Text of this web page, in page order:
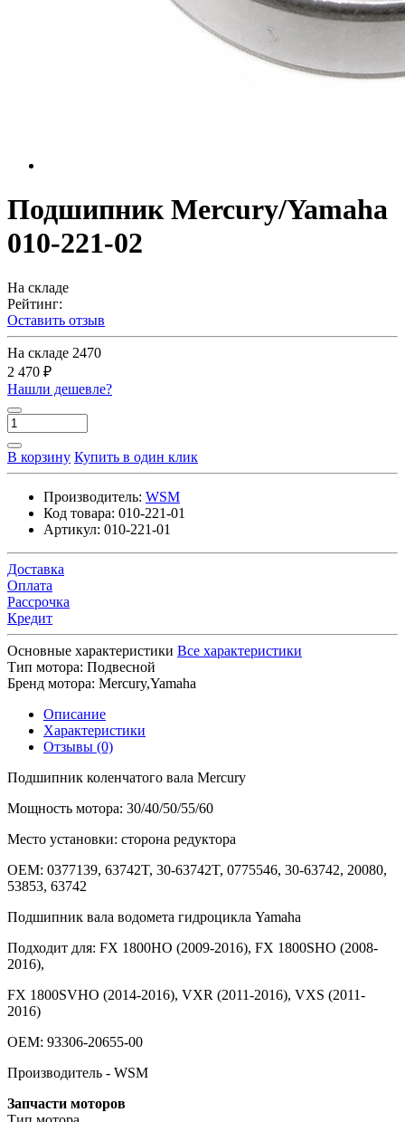
Подшипник Mercury/Yamaha
010-221-02
На складе
Рейтинг:
Оставить отзыв
На складе 2470
2 470 ₽
Нашли дешевле?
В корзину Купить в один клик
Производитель: WSM
Код товара: 010-221-01
Артикул: 010-221-01
Доставка
Оплата
Рассрочка
Кредит
Основные характеристики Все характеристики
Тип мотора: Подвесной
Бренд мотора: Mercury,Yamaha
Описание
Характеристики
Отзывы (0)
Подшипник коленчатого вала Mercury
Мощность мотора: 30/40/50/55/60
Место установки: сторона редуктора
OEM: 0377139, 63742T, 30-63742T, 0775546, 30-63742, 20080,
53853, 63742
Подшипник вала водомета гидроцикла Yamaha
Подходит для: FX 1800HO (2009-2016), FX 1800SHO (2008-
2016),
FX 1800SVHO (2014-2016), VXR (2011-2016), VXS (2011-
2016)
OEM: 93306-20655-00
Производитель - WSM
Запчасти моторов